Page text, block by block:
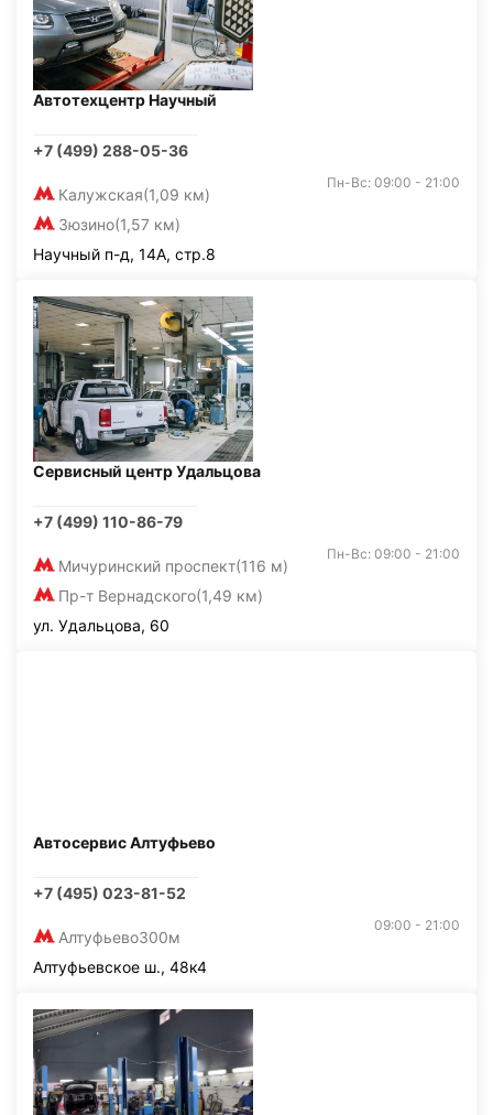
Автотехцентр Научный
+7 (499) 288-05-36
Калужская(1,09 км)
Зюзино(1,57 км)
Пн-Вс: 09:00 - 21:00
Научный п-д, 14А, стр.8
Сервисный центр Удальцова
+7 (499) 110-86-79
Мичуринский проспект(116 м)
Пр-т Вернадского(1,49 км)
Пн-Вс: 09:00 - 21:00
ул. Удальцова, 60
Автосервис Алтуфьево
+7 (495) 023-81-52
Алтуфьево300м
09:00 - 21:00
Алтуфьевское ш., 48к4